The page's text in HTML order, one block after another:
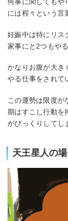
何事に関してもや
には程々という言
妊娠中は特にリス
家事にと2つもや
かなりお腹が大き
やる仕事をされて
この運勢は限度が
期はすこし行動を
がびっくりしてし
天王星人の